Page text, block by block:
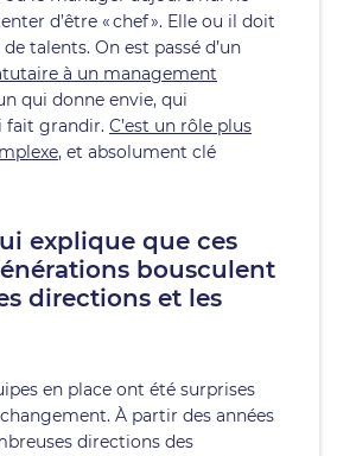
d’être « chef ». Elle ou il doit
talents. On est passé d’un
à un management
qui donne envie, qui
fait grandir. C’est un rôle plus
, et absolument clé
explique que ces
bousculent
directions et les
en place ont été surprises
À partir des années
directions des